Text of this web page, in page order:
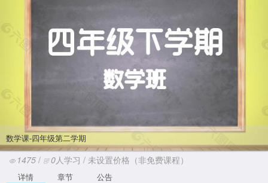
数学课-四年级第二学期
1475 / 0人学习 / 未设置价格（非免费课程）
详情 章节 公告